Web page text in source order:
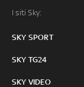
I siti Sky:
SKY SPORT
SKY TG24
SKY VIDEO